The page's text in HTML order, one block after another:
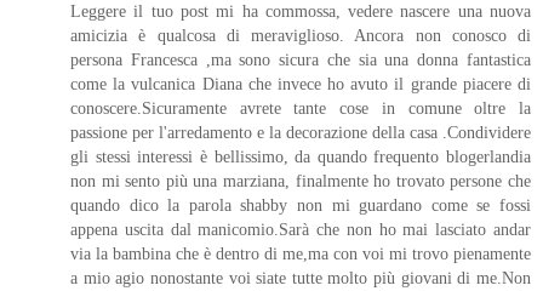
Leggere il tuo post mi ha commossa, vedere nascere una nuova
amicizia è qualcosa di meraviglioso. Ancora non conosco di
persona Francesca ,ma sono sicura che sia una donna fantastica
come la vulcanica Diana che invece ho avuto il grande piacere di
conoscere.Sicuramente avrete tante cose in comune oltre la
passione per l'arredamento e la decorazione della casa .Condividere
gli stessi interessi è bellissimo, da quando frequento blogerlandia
non mi sento più una marziana, finalmente ho trovato persone che
quando dico la parola shabby non mi guardano come se fossi
appena uscita dal manicomio.Sarà che non ho mai lasciato andar
via la bambina che è dentro di me,ma con voi mi trovo pienamente
a mio agio nonostante voi siate tutte molto più giovani di me.Non